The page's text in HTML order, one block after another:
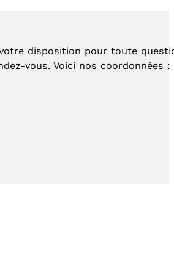
disposition pour toute
vous. Voici nos coordonnées :